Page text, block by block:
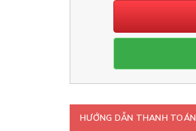
HƯỚNG DẪN THANH TOÁN